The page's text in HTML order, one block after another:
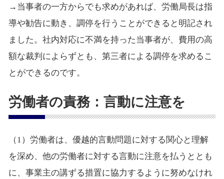
→当事者の一方からでも求めがあれば、労働局長は指
導や勧告に動き、調停を行うことができると明記され
ました。社内対応に不満を持った当事者が、費用の高
額な裁判によらずとも、第三者による調停を求めるこ
とができるのです。
労働者の責務：言動に注意を
（1）労働者は、優越的言動問題に対する関心と理解
を深め、他の労働者に対する言動に注意を払うととも
に、事業主の講ずる措置に協力するように努めなけれ